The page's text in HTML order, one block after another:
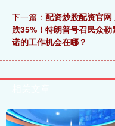
下一篇： 配资炒股配资官
跌35%！特朗普号召民众
诺的工作机会在哪？